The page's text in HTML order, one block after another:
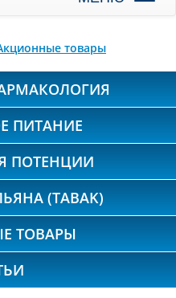
товары
ПИТАНИЕ
ПОТЕНЦИИ
(TABAK)
ТОВАРЫ